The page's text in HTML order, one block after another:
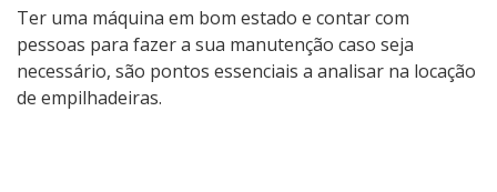
Ter uma máquina em bom estado e contar com
pessoas para fazer a sua manutenção caso seja
necessário, são pontos essenciais a analisar na locação
de empilhadeiras.